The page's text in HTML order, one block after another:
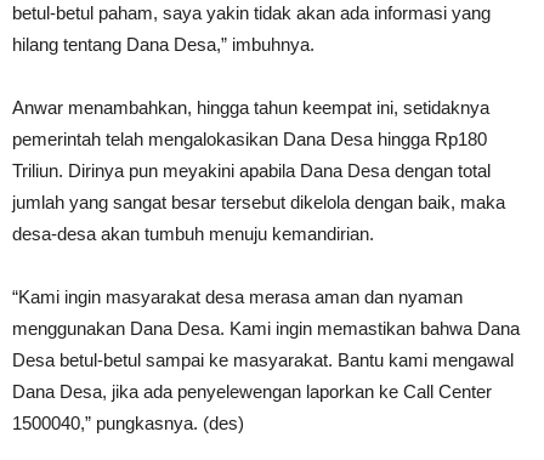
betul-betul paham, saya yakin tidak akan ada informasi yang
hilang tentang Dana Desa,” imbuhnya.
Anwar menambahkan, hingga tahun keempat ini, setidaknya
pemerintah telah mengalokasikan Dana Desa hingga Rp180
Triliun. Dirinya pun meyakini apabila Dana Desa dengan total
jumlah yang sangat besar tersebut dikelola dengan baik, maka
desa-desa akan tumbuh menuju kemandirian.
“Kami ingin masyarakat desa merasa aman dan nyaman
menggunakan Dana Desa. Kami ingin memastikan bahwa Dana
Desa betul-betul sampai ke masyarakat. Bantu kami mengawal
Dana Desa, jika ada penyelewengan laporkan ke Call Center
1500040,” pungkasnya. (des)